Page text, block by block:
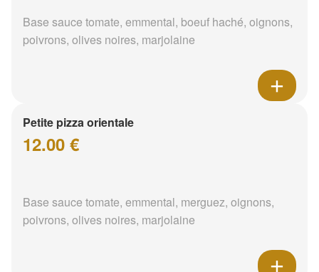
Base sauce tomate, emmental, boeuf haché, oignons,
poivrons, olives noires, marjolaine
Petite pizza orientale
12.00 €
Base sauce tomate, emmental, merguez, oignons,
poivrons, olives noires, marjolaine